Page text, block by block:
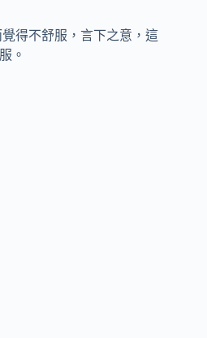
得不舒服，言下之意，這
。